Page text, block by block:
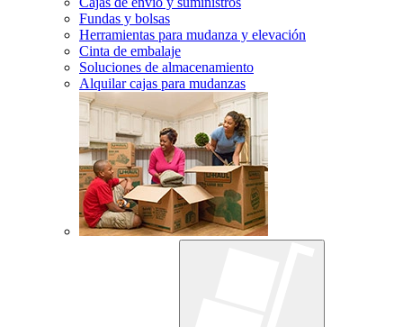
Fundas y bolsas
Herramientas para mudanza y elevación
Cinta de embalaje
Soluciones de almacenamiento
Alquilar cajas para mudanzas